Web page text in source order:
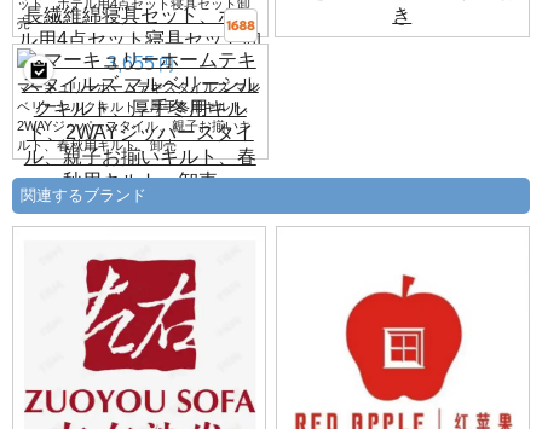
ット、ホテル用4点セット寝具セット卸
売
3,655 円
マーキュリーホームテキスタイルズ マル
ベリーシルクキルト、厚手冬用キルト、
2WAYジッパースタイル、親子お揃いキ
ルト、春秋用キルト、卸売
関連するブランド